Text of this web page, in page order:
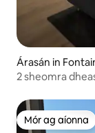
Árasán in
2 sheomra
Mór ag aíonna
Mór ag aíonna